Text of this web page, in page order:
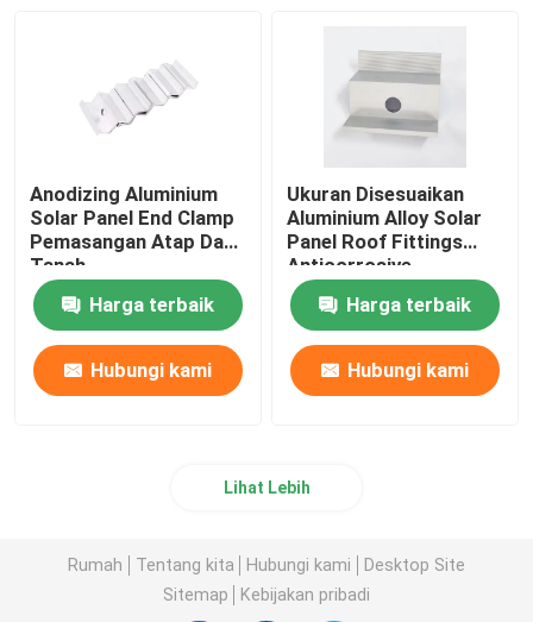
Anodizing Aluminium
Solar Panel End Clamp
Pemasangan Atap Dan
Tanah
Harga terbaik
Hubungi kami
Ukuran Disesuaikan
Aluminium Alloy Solar
Panel Roof Fittings
Anticorrosive
Harga terbaik
Hubungi kami
Lihat Lebih
Rumah Tentang kita Hubungi kami
Desktop Site
Sitemap
Kebijakan pribadi